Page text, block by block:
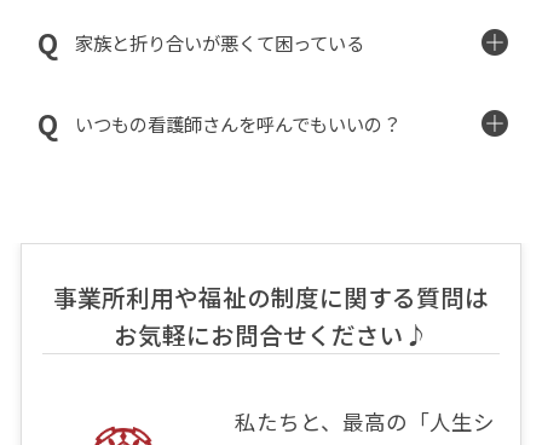
家族と折り合いが悪くて困っている
いつもの看護師さんを呼んでもいいの？
事業所利用や福祉の制度に関する質問は
お気軽にお問合せください♪
私たちと、最高の「人生シ